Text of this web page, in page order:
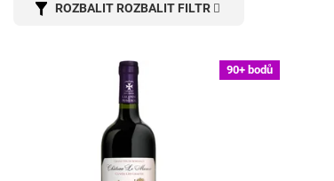
ROZBALIT FILTR
90+ bodů